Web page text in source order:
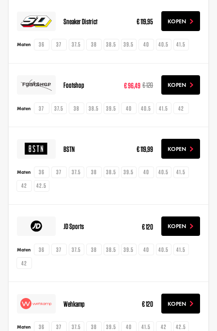
Sneaker District € 119,95 KOPEN
Maten 36 37 37.5 38 38.5 39.5 40 40.5 41.5
Footshop € 96,49 € 120 KOPEN
Maten 37 37.5 38 38.5 39.5 40 40.5 41.5 42
BSTN € 119,99 KOPEN
Maten 36 37 37.5 38 38.5 39.5 40 40.5
41.5
42
42.5
JD Sports € 120 KOPEN
Maten 36 37 37.5 38 38.5 39.5 40 40.5
41.5
42
Wehkamp € 120 KOPEN
Maten 36 37 37.5 38 39.5 40 41.5 42
42.5